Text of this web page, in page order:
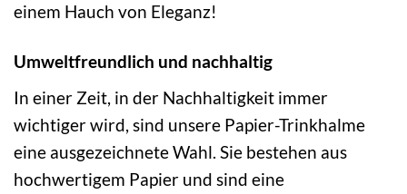
einem Hauch von Eleganz!
Umweltfreundlich und nachhaltig
In einer Zeit, in der Nachhaltigkeit immer
wichtiger wird, sind unsere Papier-Trinkhalme
eine ausgezeichnete Wahl. Sie bestehen aus
hochwertigem Papier und sind eine